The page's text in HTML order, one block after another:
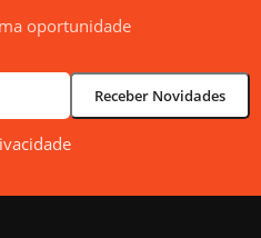
oportunidade